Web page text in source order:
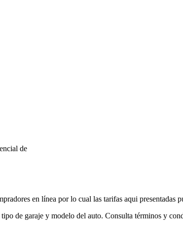
de
en línea por lo cual las tarifas aqui presentadas
de garaje y modelo del auto. Consulta términos y